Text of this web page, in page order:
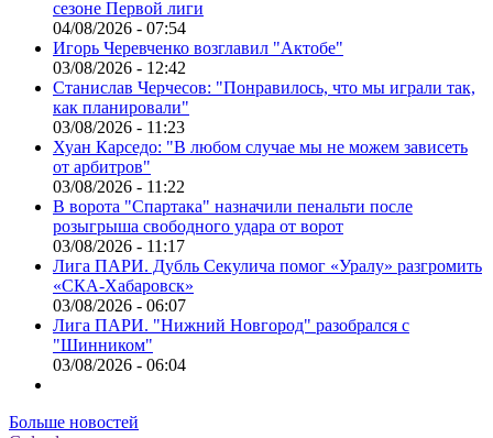
сезоне Первой лиги
04/08/2026 - 07:54
Игорь Черевченко возглавил "Актобе"
03/08/2026 - 12:42
Станислав Черчесов: "Понравилось, что мы играли так,
как планировали"
03/08/2026 - 11:23
Хуан Карседо: "В любом случае мы не можем зависеть
от арбитров"
03/08/2026 - 11:22
В ворота "Спартака" назначили пенальти после
розыгрыша свободного удара от ворот
03/08/2026 - 11:17
Лига ПАРИ. Дубль Секулича помог «Уралу» разгромить
«СКА-Хабаровск»
03/08/2026 - 06:07
Лига ПАРИ. "Нижний Новгород" разобрался с
"Шинником"
03/08/2026 - 06:04
Больше новостей